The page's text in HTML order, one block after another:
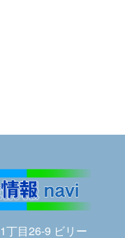
丁目26-9 ビリー